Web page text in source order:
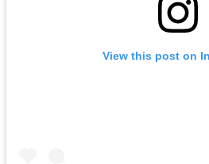
View this post on